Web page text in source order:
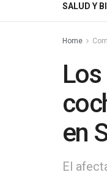
SALUD Y
Home
en
El